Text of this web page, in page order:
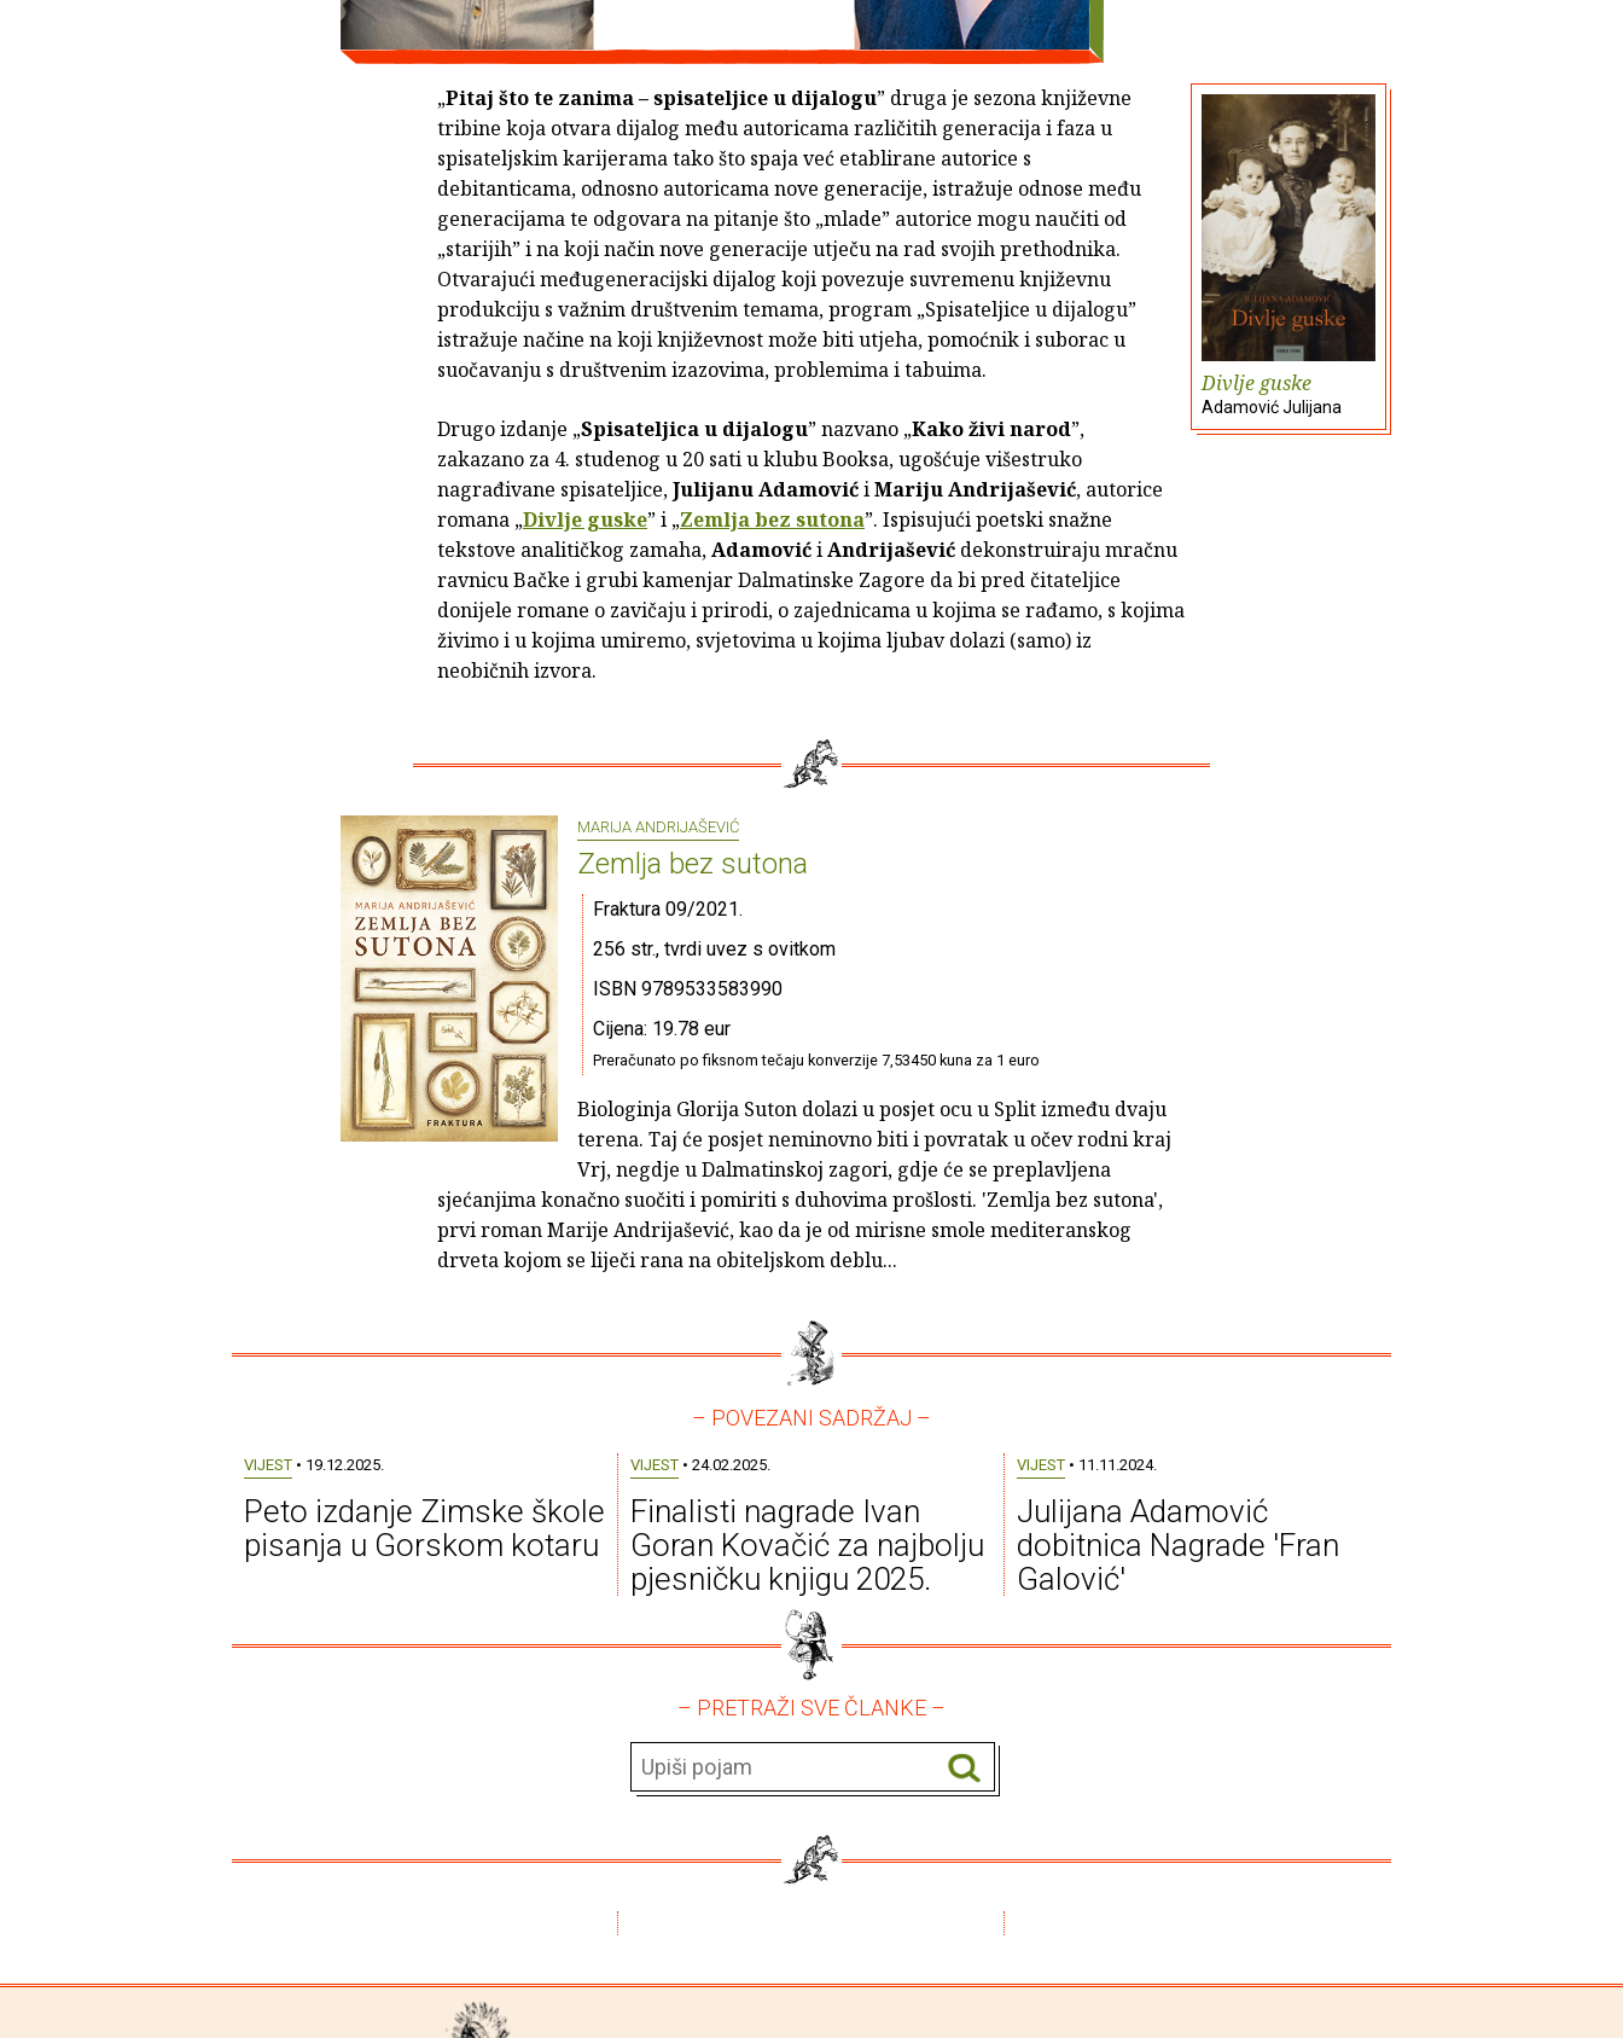
Divlje guske
Adamović Julijana
„Pitaj što te zanima – spisateljice u dijalogu” druga je sezona književne
tribine koja otvara dijalog među autoricama različitih generacija i faza u
spisateljskim karijerama tako što spaja već etablirane autorice s
debitanticama, odnosno autoricama nove generacije, istražuje odnose među
generacijama te odgovara na pitanje što „mlade” autorice mogu naučiti od
„starijih” i na koji način nove generacije utječu na rad svojih prethodnika.
Otvarajući međugeneracijski dijalog koji povezuje suvremenu književnu
produkciju s važnim društvenim temama, program „Spisateljice u dijalogu”
istražuje načine na koji književnost može biti utjeha, pomoćnik i suborac u
suočavanju s društvenim izazovima, problemima i tabuima.
Drugo izdanje „Spisateljica u dijalogu” nazvano „Kako živi narod”,
zakazano za 4. studenog u 20 sati u klubu Booksa, ugošćuje višestruko
nagrađivane spisateljice,Julijanu AdamovićiMariju Andrijašević, autorice
romana „Divlje guske” i „Zemlja bez sutona”. Ispisujući poetski snažne
tekstove analitičkog zamaha,AdamovićiAndrijašević dekonstruiraju mračnu
ravnicu Bačke i grubi kamenjar Dalmatinske Zagore da bi pred čitateljice
donijele romane o zavičaju i prirodi, o zajednicama u kojima se rađamo, s kojima
živimo i u kojima umiremo, svjetovima u kojima ljubav dolazi (samo) iz
neobičnih izvora.
MARIJA ANDRIJAŠEVIĆ
Zemlja bez sutona
Fraktura 09/2021.
256 str., tvrdi uvez s ovitkom
ISBN 9789533583990
Cijena: 19.78 eur
Preračunato po fiksnom tečaju konverzije 7,53450 kuna za 1 euro
Biologinja Glorija Suton dolazi u posjet ocu u Split između dvaju
terena. Taj će posjet neminovno biti i povratak u očev rodni kraj
Vrj, negdje u Dalmatinskoj zagori, gdje će se preplavljena
sjećanjima konačno suočiti i pomiriti s duhovima prošlosti. 'Zemlja bez sutona',
prvi roman Marije Andrijašević, kao da je od mirisne smole mediteranskog
drveta kojom se liječi rana na obiteljskom deblu...
– POVEZANI SADRŽAJ –
VIJEST• 19.12.2025.
Peto izdanje Zimske škole
pisanja u Gorskom kotaru
VIJEST• 24.02.2025.
Finalisti nagrade Ivan
Goran Kovačić za najbolju
pjesničku knjigu 2025.
VIJEST• 11.11.2024.
Julijana Adamović
dobitnica Nagrade 'Fran
Galović'
– PRETRAŽI SVE ČLANKE –